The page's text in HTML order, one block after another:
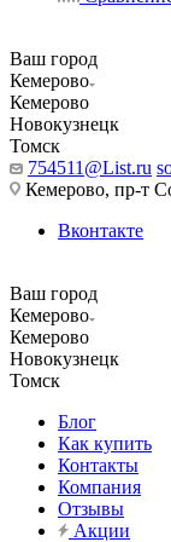
Ваш город
Кемерово
Кемерово
Новокузнецк
Томск
754511@List.ru
Кемерово, пр-т
Вконтакте
Ваш город
Кемерово
Кемерово
Новокузнецк
Томск
Блог
Как купить
Контакты
Компания
Отзывы
Акции